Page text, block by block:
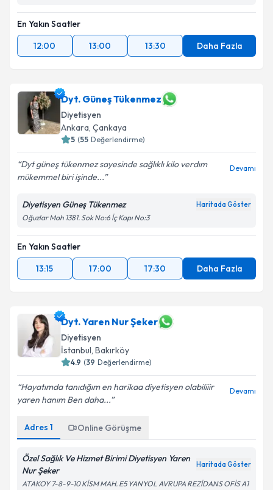
En Yakın Saatler
12:00
13:00 13:30 Daha Fazla
Dyt. Güneş Tükenmez
Diyetisyen
Ankara, Çankaya
5 (55 Değerlendirme)
Dyt güneş tükenmez sayesinde sağlıklı kilo verdım
mükemmel biri işinde...
Devamı
Diyetisyen Güneş Tükenmez Haritada Göster
Oğuzlar Mah 1381. Sok No:6 İç Kapı No:3
En Yakın Saatler
13:15
17:00 17:30 Daha Fazla
Dyt. Yaren Nur Şeker
Diyetisyen
İstanbul, Bakırköy
4.9 (39 Değerlendirme)
Hayatımda tanıdığım en harikaa diyetisyen olabiliiir
yaren hanım Ben daha...
Devamı
Adres 1 Online Görüşme
Özel Sağlık Ve Hizmet Birimi Diyetisyen Yaren
Nur Şeker
Haritada Göster
ATAKOY 7-8-9-10 KİSM MAH. E5 YANYOL AVRUPA REZİDANS OFİS A1